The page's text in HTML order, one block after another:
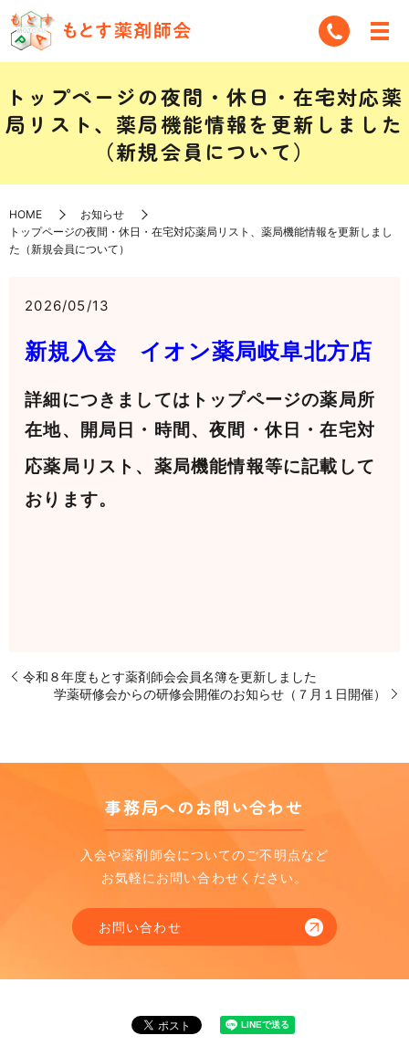
トップページの夜間・休日・在宅対応薬
局リスト、薬局機能情報を更新しました
（新規会員について）
HOME
お知らせ
トップページの夜間・休日・在宅対応薬局リスト、薬局機能情報を更新しまし
た（新規会員について）
2026/05/13
新規入会 イオン薬局岐阜北方店
詳細につきましてはトップページの薬局所
在地、開局日・時間、夜間・休日・在宅対
応薬局リスト、 薬局機能情報等に記載して
おります。
令和８年度もとす薬剤師会会員名簿を更新しました
学薬研修会からの研修会開催のお知らせ（７月１日開催）
事務局へのお問い合わせ
入会や薬剤師会についてのご不明点など
お気軽にお問い合わせください。
お問い合わせ